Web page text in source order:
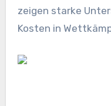
zeigen starke
Kosten in